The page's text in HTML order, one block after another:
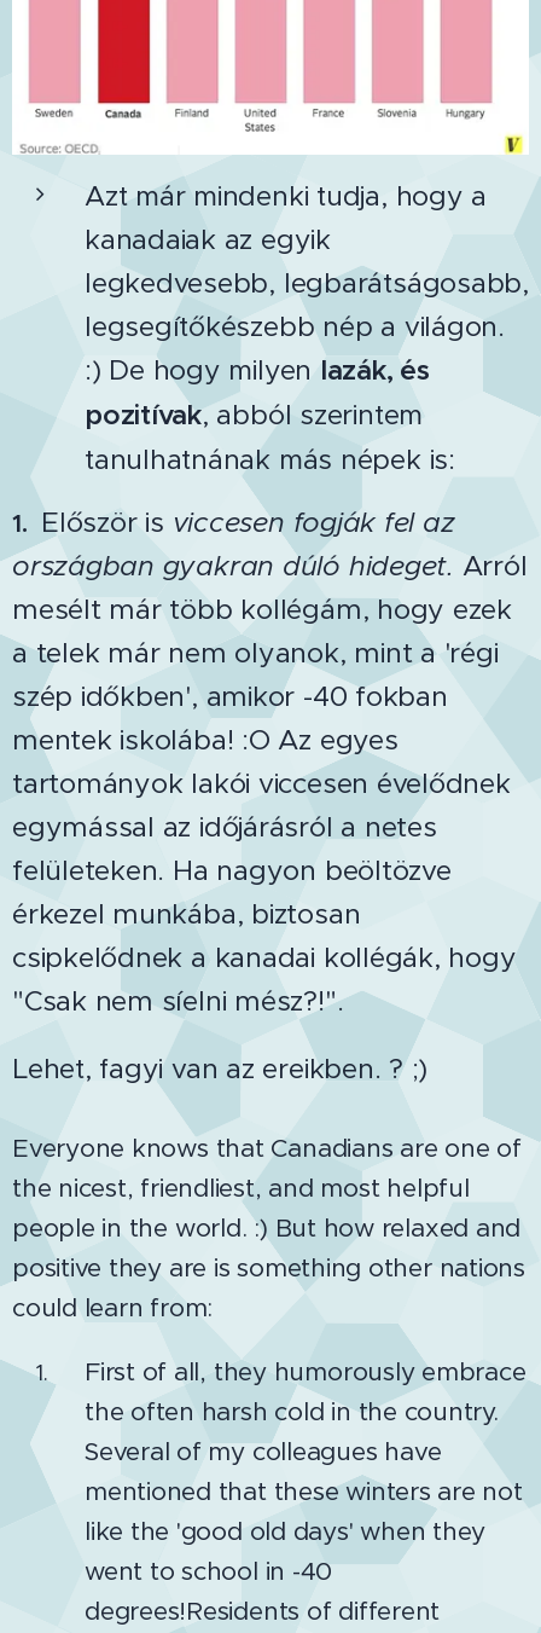
Azt már mindenki tudja, hogy a
kanadaiak az egyik
legkedvesebb, legbarátságosabb,
legsegítőkészebb nép a világon.
:) De hogy milyen lazák, és
pozitívak, abból szerintem
tanulhatnának más népek is:
1. Először is viccesen fogják fel az
országban gyakran dúló hideget. Arról
mesélt már több kollégám, hogy ezek
a telek már nem olyanok, mint a 'régi
szép időkben', amikor -40 fokban
mentek iskolába! :O Az egyes
tartományok lakói viccesen évelődnek
egymással az időjárásról a netes
felületeken. Ha nagyon beöltözve
érkezel munkába, biztosan
csipkelődnek a kanadai kollégák, hogy
"Csak nem síelni mész?!".
Lehet, fagyi van az ereikben. ? ;)
Everyone knows that Canadians are one of
the nicest, friendliest, and most helpful
people in the world. :) But how relaxed and
positive they are is something other nations
could learn from:
First of all, they humorously embrace
the often harsh cold in the country.
Several of my colleagues have
mentioned that these winters are not
like the 'good old days' when they
went to school in -40
degrees!Residents of different